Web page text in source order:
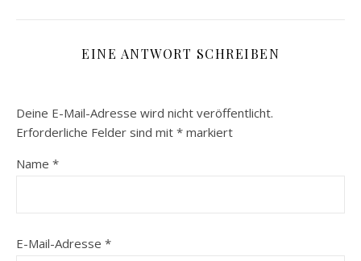
EINE ANTWORT SCHREIBEN
Deine E-Mail-Adresse wird nicht veröffentlicht.
Erforderliche Felder sind mit * markiert
Name *
E-Mail-Adresse *